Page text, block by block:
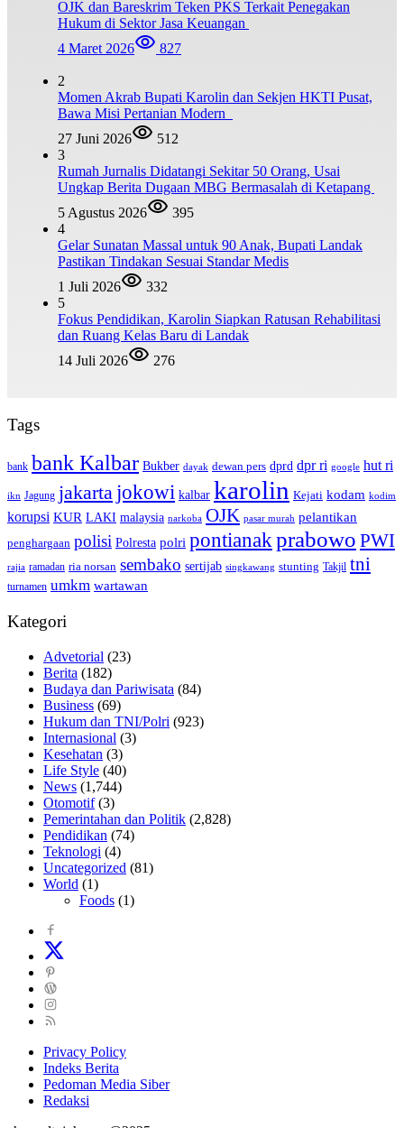
OJK dan Bareskrim Teken PKS Terkait Penegakan
Hukum di Sektor Jasa Keuangan
4 Maret 2026
827
2
Momen Akrab Bupati Karolin dan Sekjen HKTI Pusat,
Bawa Misi Pertanian Modern
27 Juni 2026
512
3
Rumah Jurnalis Didatangi Sekitar 50 Orang, Usai
Ungkap Berita Dugaan MBG Bermasalah di Ketapang
5 Agustus 2026
395
4
Gelar Sunatan Massal untuk 90 Anak, Bupati Landak
Pastikan Tindakan Sesuai Standar Medis
1 Juli 2026
332
5
Fokus Pendidikan, Karolin Siapkan Ratusan Rehabilitasi
dan Ruang Kelas Baru di Landak
14 Juli 2026
276
Tags
bank bank Kalbar Bukber dayak dewan pers dprd dpr ri google hut ri
ikn Jagung jakarta jokowi kalbar karolin Kejati kodam kodim
korupsi KUR LAKI malaysia narkoba OJK pasar murah pelantikan
penghargaan polisi Polresta polri pontianakprabowo PWI
rajia ramadan ria norsan sembako sertijab singkawang stunting Takjil tni
turnamen umkm wartawan
Kategori
Advetorial (23)
Berita (182)
Budaya dan Pariwisata (84)
Business (69)
Hukum dan TNI/Polri (923)
Internasional (3)
Kesehatan (3)
Life Style (40)
News (1,744)
Otomotif(3)
Pemerintahan dan Politik (2,828)
Pendidikan (74)
Teknologi (4)
Uncategorized (81)
World (1)
Foods (1)
Privacy Policy
Indeks Berita
Pedoman Media Siber
Redaksi